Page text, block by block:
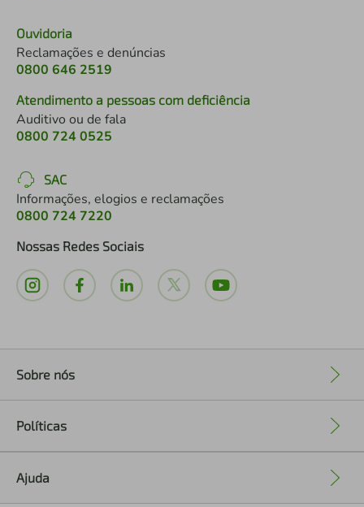
Ouvidoria
Reclamações e denúncias
0800 646 2519
Atendimento a pessoas com deficiência
Auditivo ou de fala
0800 724 0525
SAC
Informações, elogios e reclamações
0800 724 7220
Nossas Redes Sociais
Sobre nós
Políticas
Ajuda